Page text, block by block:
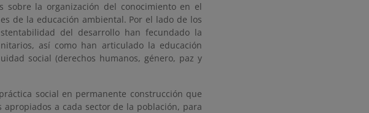
sobre la organización del conocimiento en el
de la educación ambiental. Por el lado de los
del desarrollo han fecundado la
así como han articulado la educación
social (derechos humanos, género, paz y
social en permanente construcción que
a cada sector de la población, para